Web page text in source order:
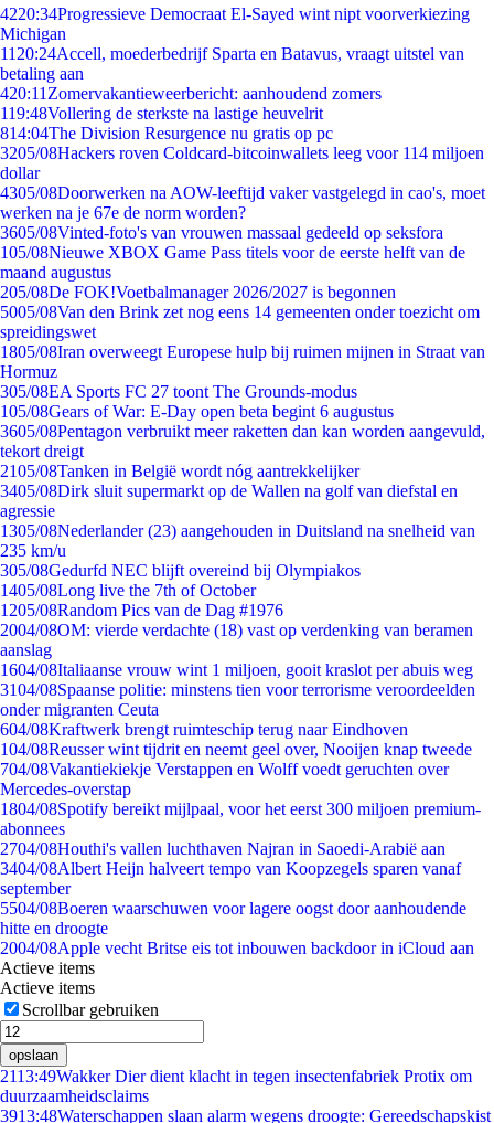
4220:34Progressieve Democraat El-Sayed wint nipt voorverkiezing
Michigan
11 20:24Accell, moederbedrijf Sparta en Batavus, vraagt uitstel van
betaling aan
420:11 Zomervakantieweerbericht: aanhoudend zomers
119:48Vollering de sterkste na lastige heuvelrit
814:04The Division Resurgence nu gratis op pc
3205/08Hackers roven Coldcard-bitcoinwallets leeg voor 114 miljoen
dollar
4305/08Doorwerken na AOW-leeftijd vaker vastgelegd in cao's, moet
werken na je 67e de norm worden?
3605/08Vinted-foto's van vrouwen massaal gedeeld op seksfora
105/08Nieuwe XBOX Game Pass titels voor de eerste helft van de
maand augustus
205/08De FOK!Voetbalmanager 2026/2027 is begonnen
5005/08Van den Brink zet nog eens 14 gemeenten onder toezicht om
spreidingswet
1805/08Iran overweegt Europese hulp bij ruimen mijnen in Straat van
Hormuz
305/08EA Sports FC 27 toont The Grounds-modus
105/08Gears of War: E-Day open beta begint 6 augustus
3605/08Pentagon verbruikt meer raketten dan kan worden aangevuld,
tekort dreigt
2105/08Tanken in België wordt nóg aantrekkelijker
3405/08Dirk sluit supermarkt op de Wallen na golf van diefstal en
agressie
1305/08Nederlander (23) aangehouden in Duitsland na snelheid van
235 km/u
305/08Gedurfd NEC blijft overeind bij Olympiakos
1405/08Long live the 7th of October
1205/08Random Pics van de Dag #1976
2004/08OM: vierde verdachte (18) vast op verdenking van beramen
aanslag
1604/08Italiaanse vrouw wint 1 miljoen, gooit kraslot per abuis weg
3104/08Spaanse politie: minstens tien voor terrorisme veroordeelden
onder migranten Ceuta
604/08Kraftwerk brengt ruimteschip terug naar Eindhoven
104/08Reusser wint tijdrit en neemt geel over, Nooijen knap tweede
704/08Vakantiekiekje Verstappen en Wolff voedt geruchten over
Mercedes-overstap
1804/08Spotify bereikt mijlpaal, voor het eerst 300 miljoen premium-
abonnees
2704/08Houthi's vallen luchthaven Najran in Saoedi-Arabië aan
3404/08Albert Heijn halveert tempo van Koopzegels sparen vanaf
september
5504/08Boeren waarschuwen voor lagere oogst door aanhoudende
hitte en droogte
2004/08Apple vecht Britse eis tot inbouwen backdoor in iCloud aan
Actieve items
Actieve items
Scrollbar gebruiken
opslaan
2113:49Wakker Dier dient klacht in tegen insectenfabriek Protix om
duurzaamheidsclaims
3913:48Waterschappen slaan alarm wegens droogte: Gereedschapskist